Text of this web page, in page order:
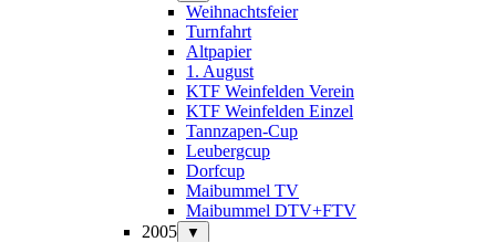
Weihnachtsfeier
Turnfahrt
Altpapier
1. August
KTF Weinfelden Verein
KTF Weinfelden Einzel
Tannzapen-Cup
Leubergcup
Dorfcup
Maibummel TV
Maibummel DTV+FTV
2005
▼